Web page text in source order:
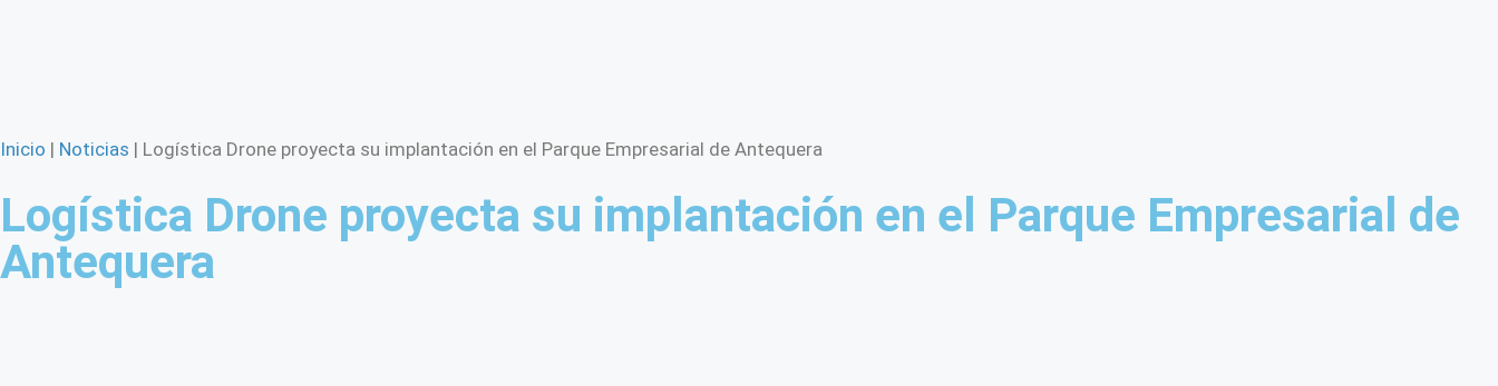
Inicio | Noticias | Logística Drone proyecta su implantación en el Parque Empresarial de Antequera
Logística Drone proyecta su implantación en el Parque Empresarial de
Antequera